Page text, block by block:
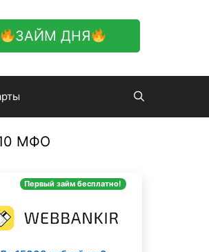
ЗАЙМ ДНЯ
МФО
Первый займ бесплатно!